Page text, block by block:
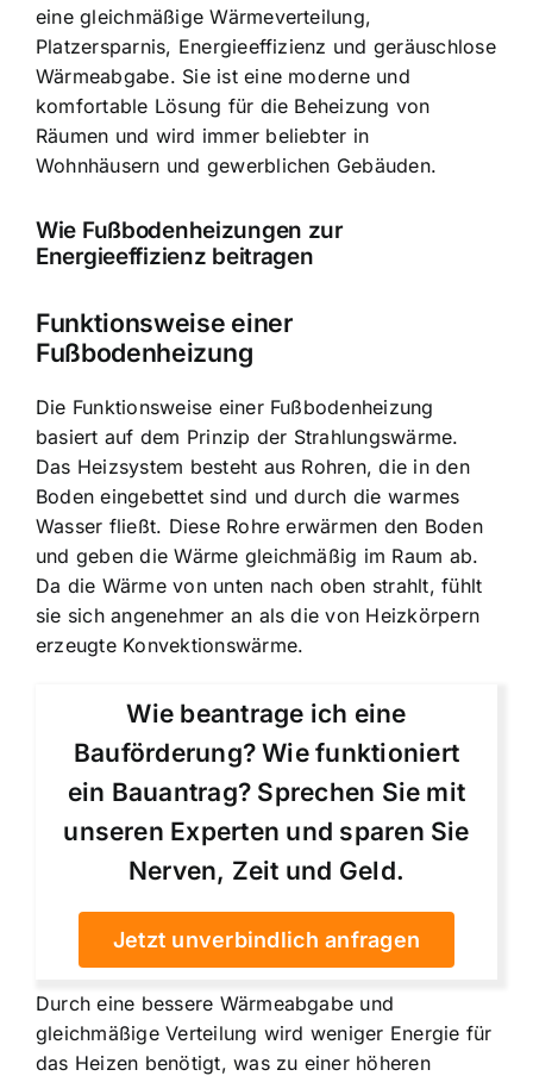
eine gleichmäßige Wärmeverteilung,
Platzersparnis, Energieeffizienz und geräuschlose
Wärmeabgabe. Sie ist eine moderne und
komfortable Lösung für die Beheizung von
Räumen und wird immer beliebter in
Wohnhäusern und gewerblichen Gebäuden.
Wie Fußbodenheizungen zur
Energieeffizienz beitragen
Funktionsweise einer
Fußbodenheizung
Die Funktionsweise einer Fußbodenheizung
basiert auf dem Prinzip der Strahlungswärme.
Das Heizsystem besteht aus Rohren, die in den
Boden eingebettet sind und durch die warmes
Wasser fließt. Diese Rohre erwärmen den Boden
und geben die Wärme gleichmäßig im Raum ab.
Da die Wärme von unten nach oben strahlt, fühlt
sie sich angenehmer an als die von Heizkörpern
erzeugte Konvektionswärme.
Wie beantrage ich eine
Bauförderung? Wie funktioniert
ein Bauantrag? Sprechen Sie mit
unseren Experten und sparen Sie
Nerven, Zeit und Geld.
Jetzt unverbindlich anfragen
Durch eine bessere Wärmeabgabe und
gleichmäßige Verteilung wird weniger Energie für
das Heizen benötigt, was zu einer höheren